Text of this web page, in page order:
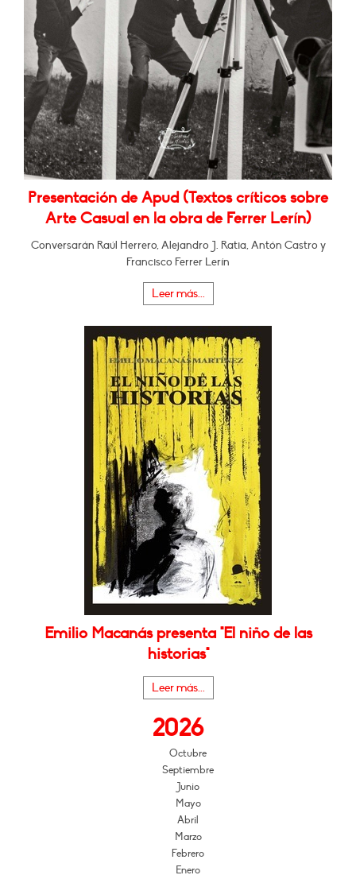
Presentación de Apud (Textos críticos sobre
Arte Casual en la obra de Ferrer Lerín)
Conversarán Raúl Herrero, Alejandro J. Ratia, Antón Castro y
Francisco Ferrer Lerín
Leer más...
Emilio Macanás presenta "El niño de las
historias"
Leer más...
2026
Octubre
Septiembre
Junio
Mayo
Abril
Marzo
Febrero
Enero